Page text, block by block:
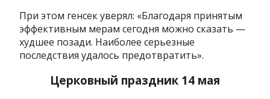
При этом генсек уверял: «Благодаря принятым
эффективным мерам сегодня можно сказать —
худшее позади. Наиболее серьезные
последствия удалось предотвратить».
Церковный праздник 14 мая